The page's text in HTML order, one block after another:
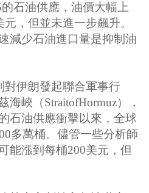
石油供應，油價大幅上
，但並未進一步飆升。
減少石油進口量是抑制油
對伊朗發起聯合軍事行
海峽（StraitofHormuz），
石油供應衝擊以來，全球
多萬桶。儘管一些分析師
能漲到每桶200美元，但